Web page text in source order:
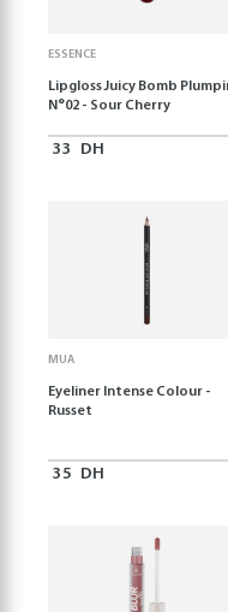
ESSENCE
Lipgloss Juicy Bomb
N°02 - Sour Cherry
33 DH
MUA
Eyeliner Intense Colour -
Russet
35 DH